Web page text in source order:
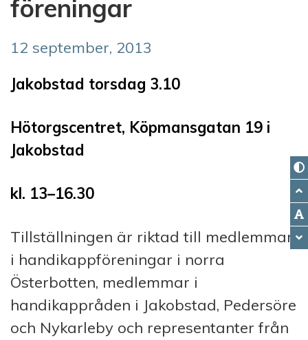
föreningar
12 september, 2013
Jakobstad torsdag 3.10
Hötorgscentret, Köpmansgatan 19 i
Jakobstad
kl. 13–16.30
Tillställningen är riktad till medlemmar
i handikappföreningar i norra
Österbotten, medlemmar i
handikappråden i Jakobstad, Pedersöre
och Nykarleby och representanter från